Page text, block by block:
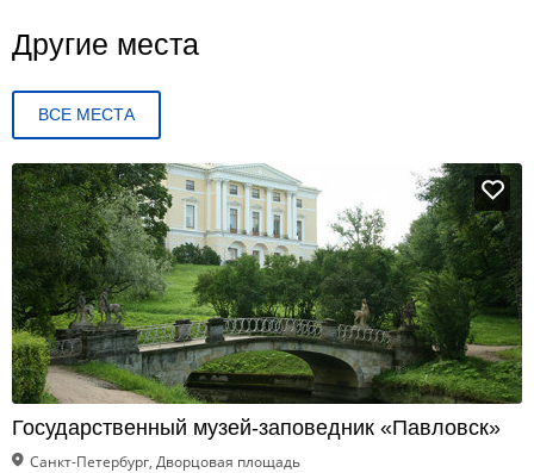
Другие места
ВСЕ МЕСТА
Государственный музей-заповедник «Павловск»
Санкт-Петербург, Дворцовая площадь